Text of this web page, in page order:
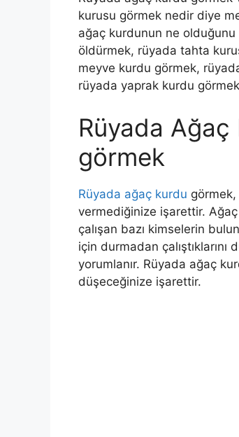
kurusu görmek nedir diye
ağaç kurdunun ne
öldürmek, rüyada tahta
meyve kurdu görmek,
rüyada yaprak kurdu
Rüyada
görmek
Rüyada ağaç kurdu görmek,
vermediğinize işarettir.
çalışan bazı kimselerin
için durmadan
yorumlanır. Rüyada ağaç
düşeceğinize işarettir.